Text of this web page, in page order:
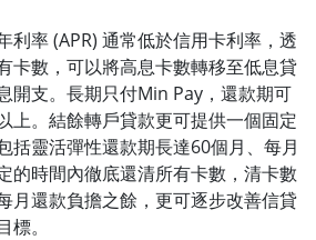
利率 (APR) 通常低於信用卡利率，透
卡數，可以將高息卡數轉移至低息貸
開支。長期只付Min Pay，還款期可
上。結餘轉戶貸款更可提供一個固定
括靈活彈性還款期長達60個月、每月
的時間內徹底還清所有卡數，清卡數
月還款負擔之餘，更可逐步改善信貸
。